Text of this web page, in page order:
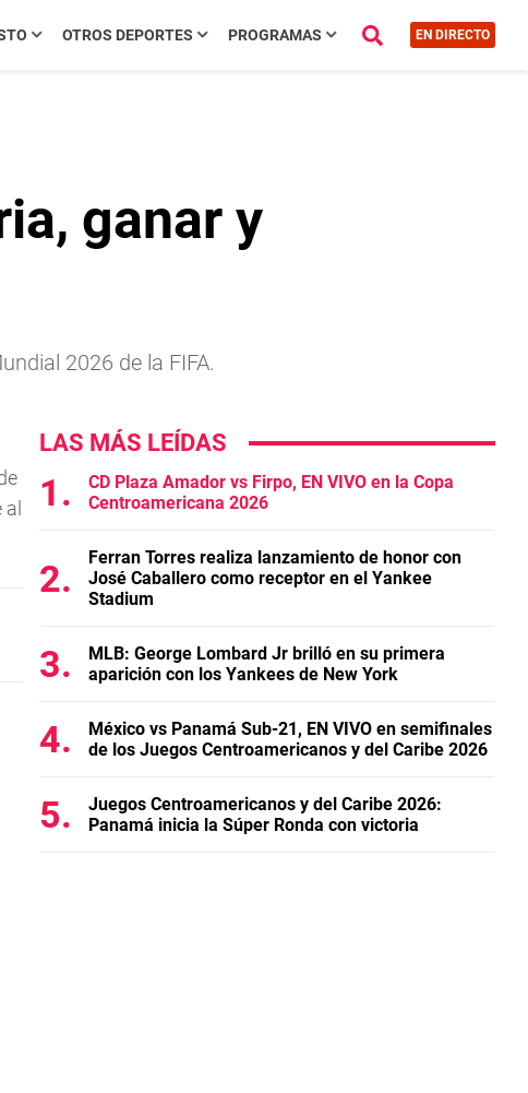
OTROS DEPORTES PROGRAMAS EN DIRECTO
ganar y
2026 de la FIFA.
LAS MÁS LEÍDAS
CD Plaza Amador vs Firpo, EN VIVO en la Copa
Centroamericana 2026
Ferran Torres realiza lanzamiento de honor con
José Caballero como receptor en el Yankee
Stadium
MLB: George Lombard Jr brilló en su primera
aparición con los Yankees de New York
México vs Panamá Sub-21, EN VIVO en semifinales
de los Juegos Centroamericanos y del Caribe 2026
Juegos Centroamericanos y del Caribe 2026:
Panamá inicia la Súper Ronda con victoria